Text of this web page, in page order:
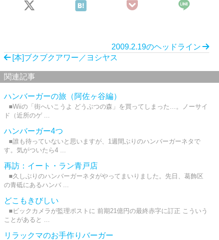
2009.2.19のヘッドライン
[本]ブクブクアワー／ヨシヤス
関連記事
ハンバーガーの旅（阿佐ヶ谷編）
■Wiiの「街へいこうよ どうぶつの森」を買ってしまった…。ノーサイ
ド（近所のゲ ...
ハンバーガー4つ
■誰も待っていないと思いますが、1週間ぶりのハンバーガーネタで
す。気がついたら4 ...
再訪：イート・ラン青戸店
■久しぶりのハンバーガーネタがやってまいりました。先日、葛飾区
の青砥にあるハンバ ...
どこもきびしい
■ビックカメラが監理ポストに 前期21億円の最終赤字に訂正 こういう
ことがあると ...
リラックマのお手作りバーガー